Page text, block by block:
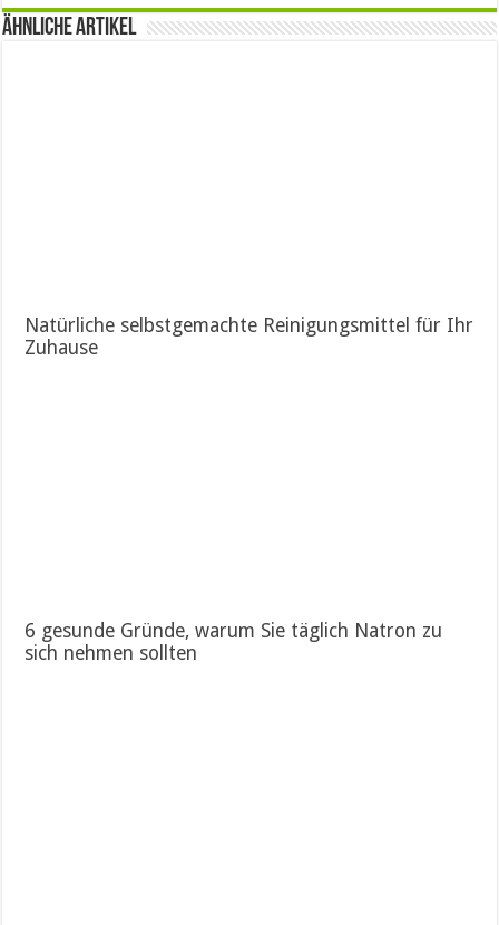
Ähnliche Artikel
Natürliche selbstgemachte Reinigungsmittel für Ihr
Zuhause
6 gesunde Gründe, warum Sie täglich Natron zu
sich nehmen sollten